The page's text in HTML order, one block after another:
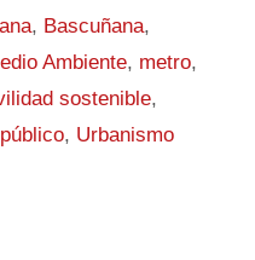
, Bascuñana,
Ambiente, metro,
sostenible,
, Urbanismo